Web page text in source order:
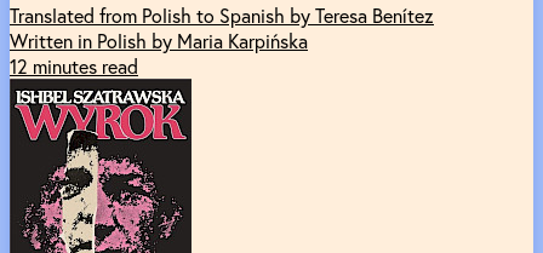
Translated from Polish to Spanish by Teresa Benítez
Written in Polish by Maria Karpińska
12 minutes read